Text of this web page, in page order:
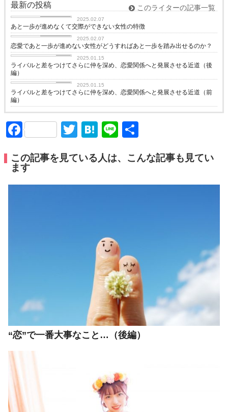
最新の投稿 このライターの記事一覧
2025.02.07
あと一歩が進めなくて交際ができない女性の特徴
恋愛コラム
2025.02.07
恋愛であと一歩が進めない女性がどうすればあと一歩を踏み出せるのか？
love
2025.01.15
ライバルと差をつけてさらに仲を深め、恋愛関係へと発展させる近道（後
編）
love
2025.01.15
ライバルと差をつけてさらに仲を深め、恋愛関係へと発展させる近道（前
編）
FacebookTwitter
Hatena
Line
この記事を見ている人は、こんな記事も見てい
ます
“恋”で一番大事なこと…（後編）